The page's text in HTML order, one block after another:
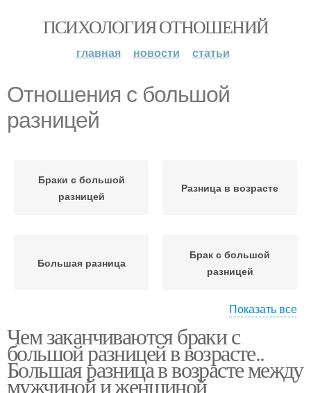
ПСИХОЛОГИЯ ОТНОШЕНИЙ
главная новости статьи
Отношения с большой
разницей
Браки с большой
разницей
Разница в возрасте
Большая разница
Брак с большой
разницей
разницей
Взгляд на отношения
Показать все
Чем заканчиваются браки с
большой разницей в возрасте..
Большая разница в возрасте между
мужчиной и женщиной